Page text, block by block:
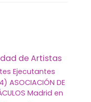
de Artistas
Ejecutantes
ASOCIACIÓN DE
Madrid en